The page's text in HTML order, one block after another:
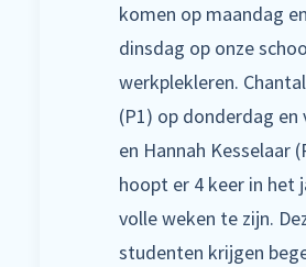
komen op maandag en
dinsdag op onze
werkplekleren.
(P1) op donderdag en
en Hannah Kesselaar
hoopt er 4 keer in het
volle weken te zijn.
studenten krijgen